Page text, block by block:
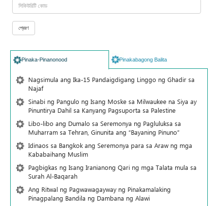
Pinaka-Pinanonood Pinakabagong Balita
Nagsimula ang Ika-15 Pandaigdigang Linggo ng Ghadir sa
Najaf
Sinabi ng Pangulo ng Isang Moske sa Milwaukee na Siya ay
Pinuntirya Dahil sa Kanyang Pagsuporta sa Palestine
Libo-libo ang Dumalo sa Seremonya ng Pagluluksa sa
Muharram sa Tehran, Ginunita ang “Bayaning Pinuno”
Idinaos sa Bangkok ang Seremonya para sa Araw ng mga
Kababaihang Muslim
Pagbigkas ng Isang Iranianong Qari ng mga Talata mula sa
Surah Al-Baqarah
Ang Ritwal ng Pagwawagayway ng Pinakamalaking
Pinagpalang Bandila ng Dambana ng Alawi